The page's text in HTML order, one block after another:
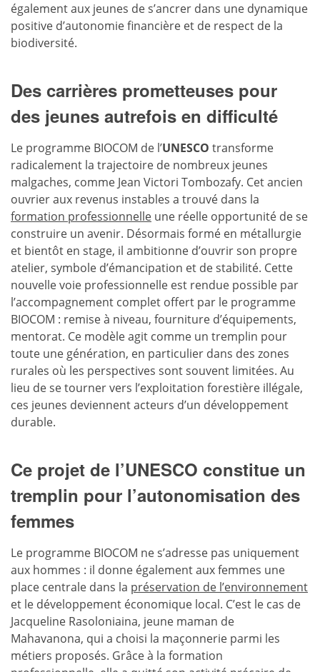
également aux jeunes de s’ancrer dans une dynamique
positive d’autonomie financière et de respect de la
biodiversité.
Des carrières prometteuses pour
des jeunes autrefois en difficulté
Le programme BIOCOM de l’UNESCO transforme
radicalement la trajectoire de nombreux jeunes
malgaches, comme Jean Victori Tombozafy. Cet ancien
ouvrier aux revenus instables a trouvé dans la
formation professionnelle une réelle opportunité de se
construire un avenir. Désormais formé en métallurgie
et bientôt en stage, il ambitionne d’ouvrir son propre
atelier, symbole d’émancipation et de stabilité. Cette
nouvelle voie professionnelle est rendue possible par
l’accompagnement complet offert par le programme
BIOCOM : remise à niveau, fourniture d’équipements,
mentorat. Ce modèle agit comme un tremplin pour
toute une génération, en particulier dans des zones
rurales où les perspectives sont souvent limitées. Au
lieu de se tourner vers l’exploitation forestière illégale,
ces jeunes deviennent acteurs d’un développement
durable.
Ce projet de l’UNESCO constitue un
tremplin pour l’autonomisation des
femmes
Le programme BIOCOM ne s’adresse pas uniquement
aux hommes : il donne également aux femmes une
place centrale dans la préservation de l’environnement
et le développement économique local. C’est le cas de
Jacqueline Rasoloniaina, jeune maman de
Mahavanona, qui a choisi la maçonnerie parmi les
métiers proposés. Grâce à la formation